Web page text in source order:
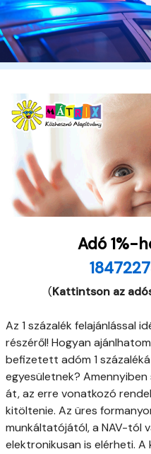
Adó 1%-
(Kattintson az
Az 1 százalék felajánlással
részéről! Hogyan
befizetett adóm 1
egyesületnek?
át, az erre vonatkozó
kitöltenie. Az üres
munkáltatójától, a NAV-tól
elektronikusan is elérheti.